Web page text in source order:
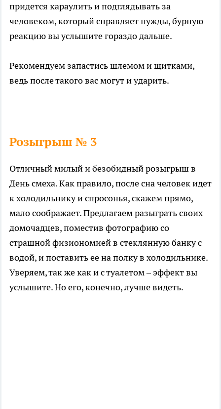
придется караулить и подглядывать за
человеком, который справляет нужды, бурную
реакцию вы услышите гораздо дальше.
Рекомендуем запастись шлемом и щитками,
ведь после такого вас могут и ударить.
Розыгрыш № 3
Отличный милый и безобидный розыгрыш в
День смеха. Как правило, после сна человек идет
к холодильнику и спросонья, скажем прямо,
мало соображает. Предлагаем разыграть своих
домочадцев, поместив фотографию со
страшной физиономией в стеклянную банку с
водой, и поставить ее на полку в холодильнике.
Уверяем, так же как и с туалетом – эффект вы
услышите. Но его, конечно, лучше видеть.